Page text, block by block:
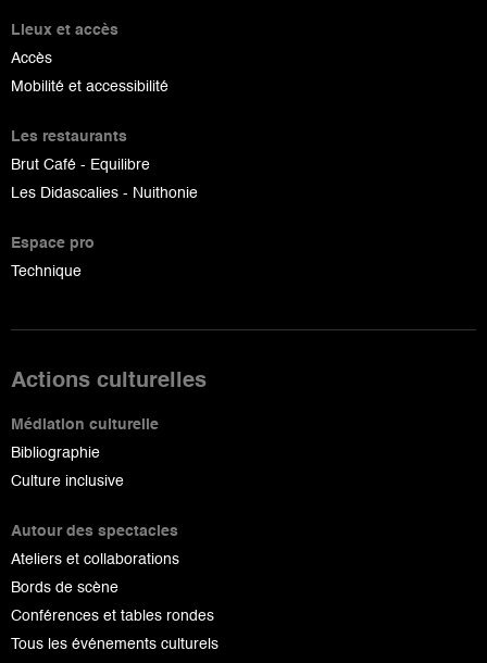
Lieux et accès
Accès
Mobilité et accessibilité
Les restaurants
Brut Café - Equilibre
Les Didascalies - Nuithonie
Espace pro
Technique
Actions culturelles
Médiation culturelle
Bibliographie
Culture inclusive
Autour des spectacles
Ateliers et collaborations
Bords de scène
Conférences et tables rondes
Tous les événements culturels